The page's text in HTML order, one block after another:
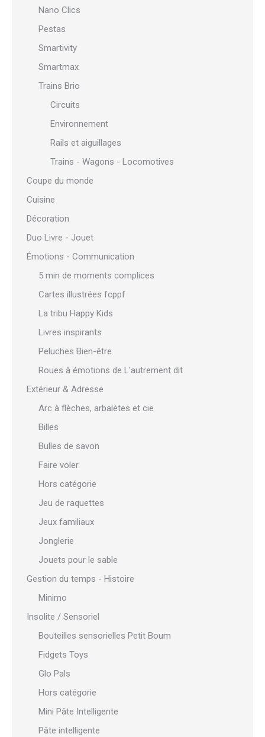
Nano Clics
Pestas
Smartivity
Smartmax
Trains Brio
Circuits
Environnement
Rails et aiguillages
Trains - Wagons - Locomotives
Coupe du monde
Cuisine
Décoration
Duo Livre - Jouet
Émotions - Communication
5 min de moments complices
Cartes illustrées fcppf
La tribu Happy Kids
Livres inspirants
Peluches Bien-être
Roues à émotions de L'autrement dit
Extérieur & Adresse
Arc à flèches, arbalètes et cie
Billes
Bulles de savon
Faire voler
Hors catégorie
Jeu de raquettes
Jeux familiaux
Jonglerie
Jouets pour le sable
Gestion du temps - Histoire
Minimo
Insolite / Sensoriel
Bouteilles sensorielles Petit Boum
Fidgets Toys
Glo Pals
Hors catégorie
Mini Pâte Intelligente
Pâte intelligente